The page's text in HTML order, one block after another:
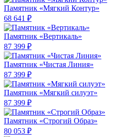
Памятник «Мягкий Контур»
68 641 ₽
Памятник «Вертикаль»
87 399 ₽
Памятник «Чистая Линия»
87 399 ₽
Памятник «Мягкий силуэт»
87 399 ₽
Памятник «Строгий Образ»
80 053 ₽